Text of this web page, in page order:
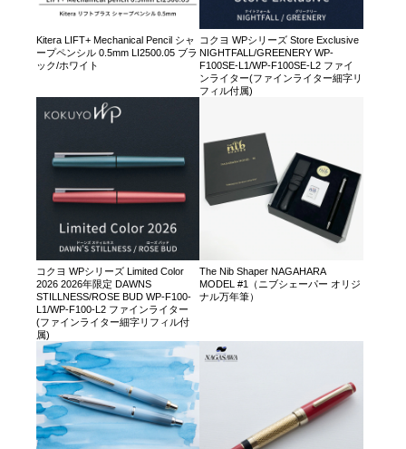
Kitera LIFT+ Mechanical Pencil シャ
ープペンシル 0.5mm LI2500.05 ブラ
ック/ホワイト
コクヨ WPシリーズ Store Exclusive
NIGHTFALL/GREENERY WP-
F100SE-L1/WP-F100SE-L2 ファイ
ンライター(ファインライター細字リ
フィル付属)
コクヨ WPシリーズ Limited Color
2026 2026年限定 DAWNS
STILLNESS/ROSE BUD WP-F100-
L1/WP-F100-L2 ファインライター
(ファインライター細字リフィル付
属)
The Nib Shaper NAGAHARA
MODEL #1（ニブシェーパー オリジ
ナル万年筆）